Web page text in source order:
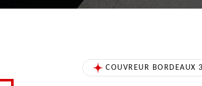
COUVREUR BORDEAUX